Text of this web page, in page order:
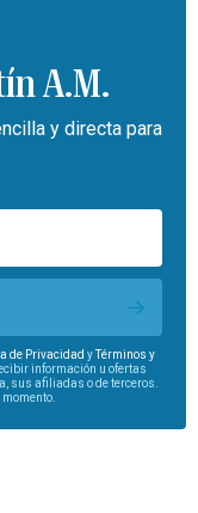
A.M.
y directa para
de Privacidad yTérminos y
información u ofertas
sus afiliadas o de terceros.